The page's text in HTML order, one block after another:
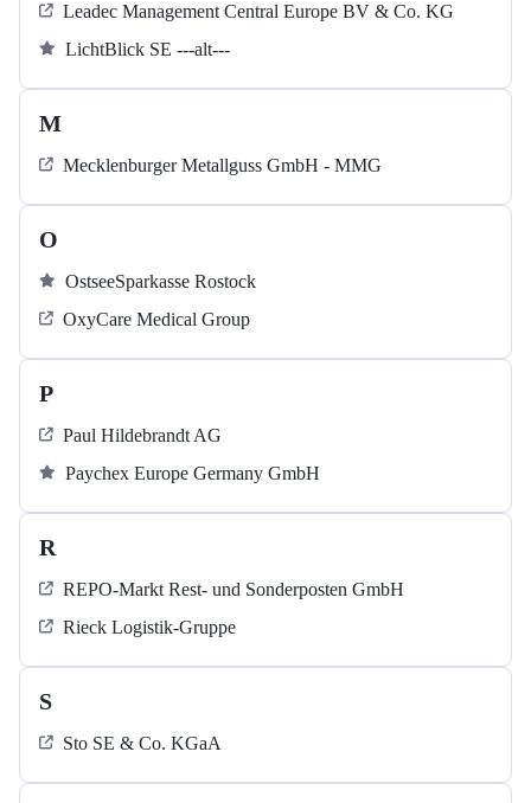
Leadec Management Central Europe BV & Co. KG
LichtBlick SE ---alt---
M
Mecklenburger Metallguss GmbH - MMG
O
OstseeSparkasse Rostock
OxyCare Medical Group
P
Paul Hildebrandt AG
Paychex Europe Germany GmbH
R
REPO-Markt Rest- und Sonderposten GmbH
Rieck Logistik-Gruppe
S
Sto SE & Co. KGaA